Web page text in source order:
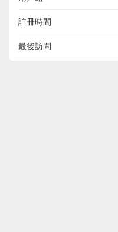
註冊時間
最後訪問